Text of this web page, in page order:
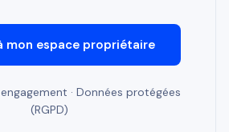
mon espace propriétaire
· Données protégées
(RGPD)